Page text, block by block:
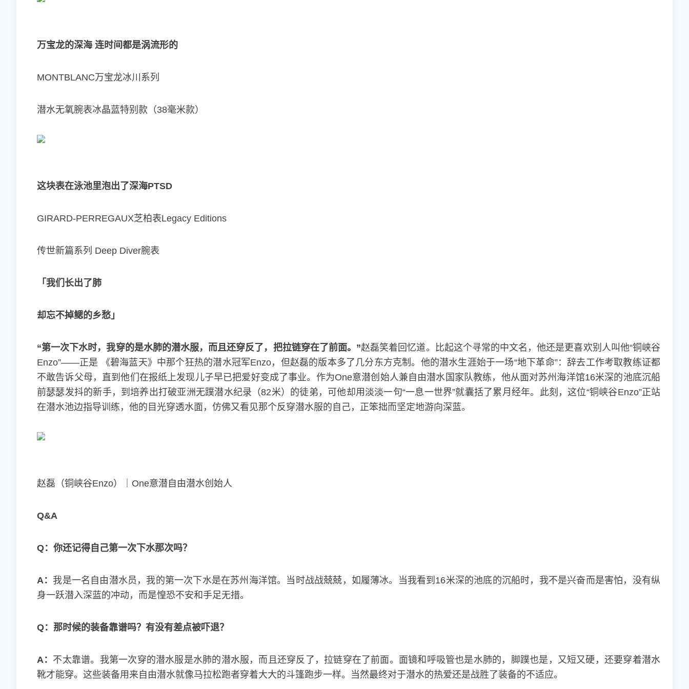
万宝龙的深海 连时间都是涡流形的
MONTBLANC万宝龙冰川系列
潜水无氧腕表冰晶蓝特别款（38毫米款）
这块表在泳池里泡出了深海PTSD
GIRARD-PERREGAUX芝柏表Legacy Editions
传世新篇系列 Deep Diver腕表
「我们长出了肺
却忘不掉鳃的乡愁」
“第一次下水时，我穿的是水肺的潜水服，而且还穿反了，把拉链穿在了前面。”赵磊笑着回忆道。比起这个寻常的中文名，他还是更喜欢别人叫他“铜峡谷
Enzo”——正是 《碧海蓝天》中那个狂热的潜水冠军Enzo，但赵磊的版本多了几分东方克制。他的潜水生涯始于一场“地下革命”：辞去工作考取教练证都
不敢告诉父母，直到他们在报纸上发现儿子早已把爱好变成了事业。作为One意潜创始人兼自由潜水国家队教练，他从面对苏州海洋馆16米深的池底沉船
前瑟瑟发抖的新手，到培养出打破亚洲无蹼潜水纪录（82米）的徒弟，可他却用淡淡一句“一息一世界”就囊括了累月经年。此刻，这位“铜峡谷Enzo”正站
在潜水池边指导训练，他的目光穿透水面，仿佛又看见那个反穿潜水服的自己，正笨拙而坚定地游向深蓝。
赵磊（铜峡谷Enzo）｜One意潜自由潜水创始人
Q&A
Q：你还记得自己第一次下水那次吗？
A： 我是一名自由潜水员，我的第一次下水是在苏州海洋馆。当时战战兢兢，如履薄冰。当我看到16米深的池底的沉船时，我不是兴奋而是害怕，没有纵
身一跃潜入深蓝的冲动，而是惶恐不安和手足无措。
Q：那时候的装备靠谱吗？有没有差点被吓退？
A： 不太靠谱。我第一次穿的潜水服是水肺的潜水服，而且还穿反了，拉链穿在了前面。面镜和呼吸管也是水肺的，脚蹼也是，又短又硬，还要穿着潜水
靴才能穿。这些装备用来自由潜水就像马拉松跑者穿着大大的斗篷跑步一样。当然最终对于潜水的热爱还是战胜了装备的不适应。